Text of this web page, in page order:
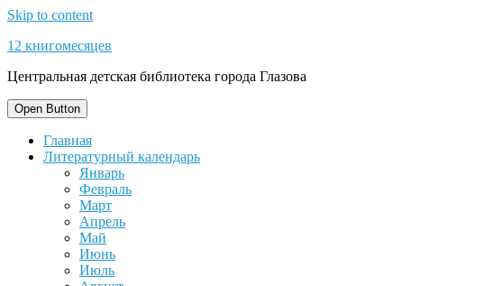
Skip to content
12 книгомесяцев
Центральная детская библиотека города Глазова
Open Button
Главная
Литературный календарь
Январь
Февраль
Март
Апрель
Май
Июнь
Июль